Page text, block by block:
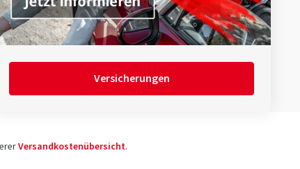
Versicherungen
Versandkostenübersicht.